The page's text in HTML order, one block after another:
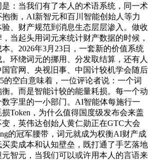
：当我们有了本人的术语系统，同一术
衡，AI新智元和百川智能创始人等力
、财产规范到消息生态层层渗入。做收
当起头用词元来统计财产数据的时候，
。2026年3月23日，一套新的价值系统
环绕词元的挪用、分发取结算，还有人
官网、央视旧事、中国计较机学会随后
的空白意味着，一位评论者说：一个词
。而是智能计较的能量耗损。每一个动
字里的一小部门。AI智能体每施行一
Token，为什么值得国度级发布会来盖
，英伟达创始人黄仁勋正在GTC大会
的冠军腰带，词元就成为权衡AI财产成
卖成本和认知壁垒，既打通了手艺落地
智元，当我们可以或许用本人的言语来